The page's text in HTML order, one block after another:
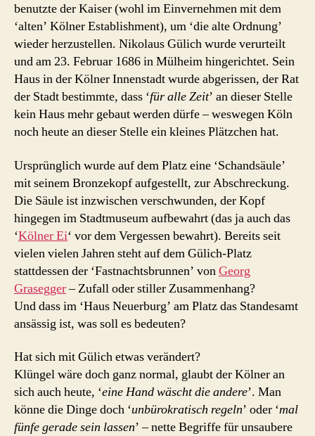
benutzte der Kaiser (wohl im Einvernehmen mit dem
‘alten’ Kölner Establishment), um ‘die alte Ordnung’
wieder herzustellen. Nikolaus Gülich wurde verurteilt
und am 23. Februar 1686 in Mülheim hingerichtet. Sein
Haus in der Kölner Innenstadt wurde abgerissen, der Rat
der Stadt bestimmte, dass ‘für alle Zeit’ an dieser Stelle
kein Haus mehr gebaut werden dürfe – weswegen Köln
noch heute an dieser Stelle ein kleines Plätzchen hat.
Ursprünglich wurde auf dem Platz eine ‘Schandsäule’
mit seinem Bronzekopf aufgestellt, zur Abschreckung.
Die Säule ist inzwischen verschwunden, der Kopf
hingegen im Stadtmuseum aufbewahrt (das ja auch das
‘Kölner Ei‘ vor dem Vergessen bewahrt). Bereits seit
vielen vielen Jahren steht auf dem Gülich-Platz
stattdessen der ‘Fastnachtsbrunnen’ vonGeorg
Grasegger– Zufall oder stiller Zusammenhang?
Und dass im ‘Haus Neuerburg’ am Platz das Standesamt
ansässig ist, was soll es bedeuten?
Hat sich mit Gülich etwas verändert?
Klüngel wäre doch ganz normal, glaubt der Kölner an
sich auch heute, ‘eine Hand wäscht die andere’. Man
könne die Dinge doch ‘unbürokratisch regeln’ oder ‘mal
fünfe gerade sein lassen’ – nette Begriffe für unsaubere